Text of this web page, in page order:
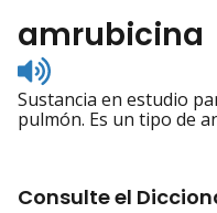
amrubicina
Listen
to
pronunciation
Sustancia en estudio
pulmón. Es un tipo de
Consulte el